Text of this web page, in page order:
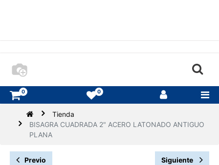
0 0
Tienda
BISAGRA CUADRADA 2" ACERO LATONADO ANTIGUO
PLANA
Previo Siguiente